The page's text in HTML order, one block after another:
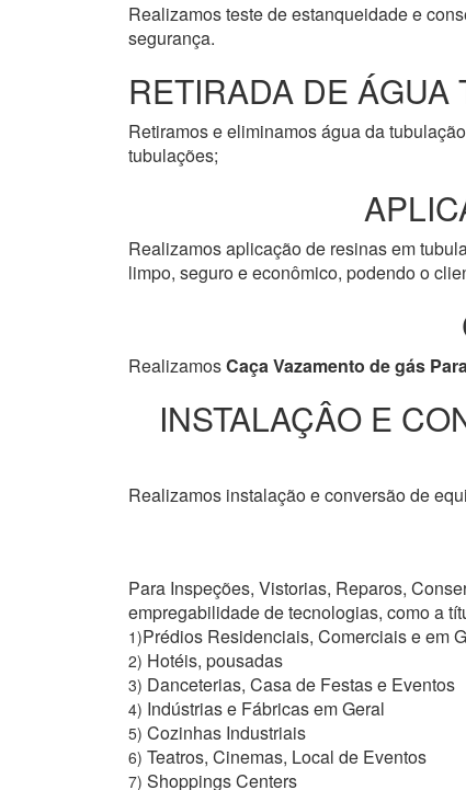
Realizamos teste de estanqueidade e
segurança.
RETIRADA DE
Retiramos e eliminamos água da
tubulações;
Realizamos aplicação de resinas em
limpo, seguro e econômico, podendo o
RealizamosCaça Vazamento de gás
INSTALAÇÂO E
Realizamos instalação e conversão de
Para Inspeções, Vistorias, Reparos,
empregabilidade de tecnologias, como a
1)Prédios Residenciais, Comerciais e em
2) Hotéis, pousadas
3) Danceterias, Casa de Festas e Eventos
4) Indústrias e Fábricas em Geral
5) Cozinhas Industriais
6) Teatros, Cinemas, Local de Eventos
7) Shoppings Centers